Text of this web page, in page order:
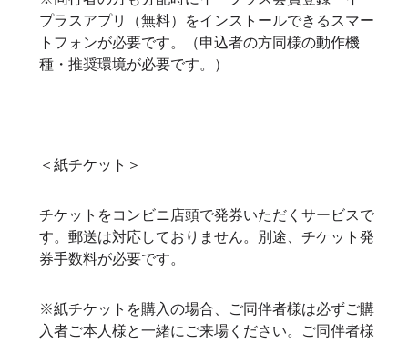
プラスアプリ（無料）をインストールできるスマー
トフォンが必要です。（申込者の方同様の動作機
種・推奨環境が必要です。）
＜紙チケット＞
チケットをコンビニ店頭で発券いただくサービスで
す。郵送は対応しておりません。別途、チケット発
券手数料が必要です。
※紙チケットを購入の場合、ご同伴者様は必ずご購
入者ご本人様と一緒にご来場ください。ご同伴者様